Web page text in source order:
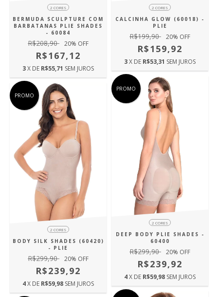
2 CORES
BERMUDA SCULPTURE COM
BARBATANAS PLIE SHADES
- 60084
R$208,90 20% OFF
R$167,12
3X DE R$55,71 SEM JUROS
2 CORES
CALCINHA GLOW (60018) -
PLIE
R$199,90 20% OFF
R$159,92
3X DE R$53,31 SEM JUROS
PROMO
2 CORES
BODY SILK SHADES (60420)
- PLIE
R$299,90 20% OFF
R$239,92
4X DE R$59,98 SEM JUROS
PROMO
2 CORES
DEEP BODY PLIE SHADES -
60400
R$299,90 20% OFF
R$239,92
4X DE R$59,98 SEM JUROS